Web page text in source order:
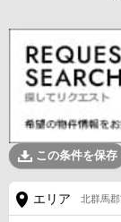
この条件を保存
エリア 北群馬